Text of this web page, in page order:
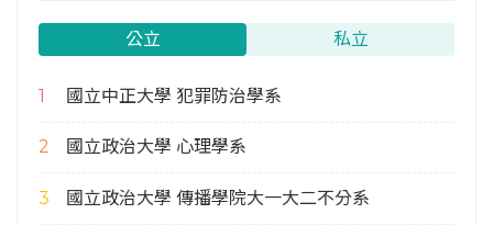
公立 私立
國立中正大學 犯罪防治學系
國立政治大學 心理學系
國立政治大學 傳播學院大一大二不分系